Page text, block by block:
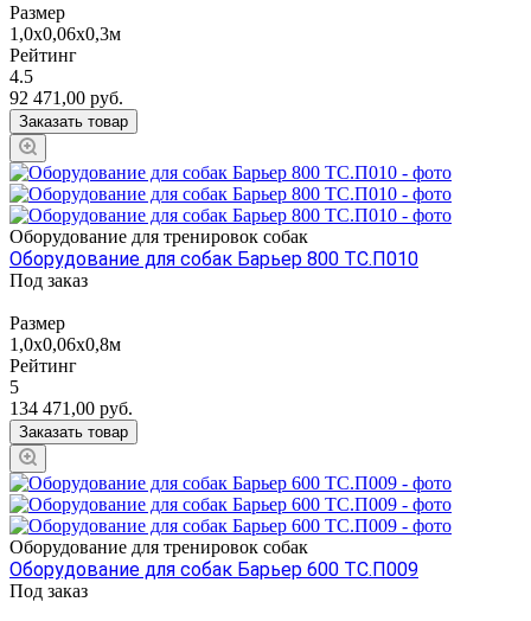
Размер
1,0х0,06х0,3м
Рейтинг
4.5
92 471,00 руб.
Заказать товар
Оборудование для тренировок собак
Оборудование для собак Барьер 800 ТС.П010
Под заказ
Размер
1,0х0,06х0,8м
Рейтинг
5
134 471,00 руб.
Заказать товар
Оборудование для тренировок собак
Оборудование для собак Барьер 600 ТС.П009
Под заказ